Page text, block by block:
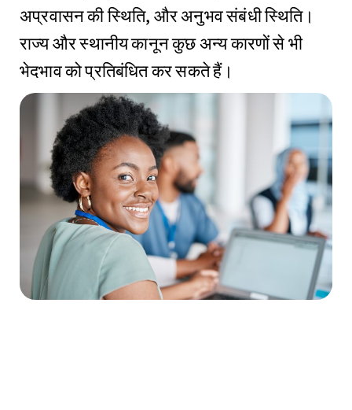
अप्रवासन की स्थिति, और अनुभव संबंधी स्थिति।
राज्य और स्थानीय कानून कुछ अन्य कारणों से भी
भेदभाव को प्रतिबंधित कर सकते हैं।